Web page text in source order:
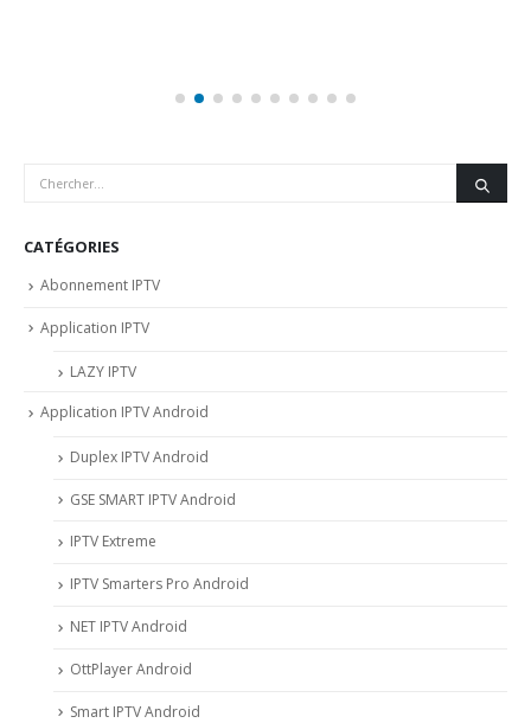
CATÉGORIES
Abonnement IPTV
Application IPTV
LAZY IPTV
Application IPTV Android
Duplex IPTV Android
GSE SMART IPTV Android
IPTV Extreme
IPTV Smarters Pro Android
NET IPTV Android
OttPlayer Android
Smart IPTV Android